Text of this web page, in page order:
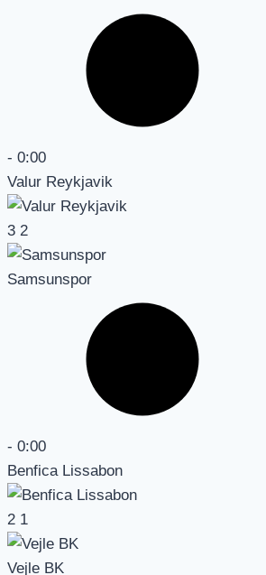
- 0:00
Valur Reykjavik
3 2
Samsunspor
- 0:00
Benfica Lissabon
2 1
Vejle BK